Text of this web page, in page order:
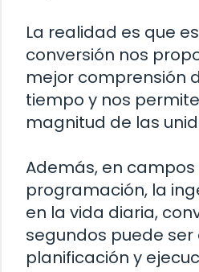
La realidad es que
conversión nos
mejor comprensión
tiempo y nos
magnitud de las
Además, en
programación, la
en la vida diaria,
segundos puede
planificación y